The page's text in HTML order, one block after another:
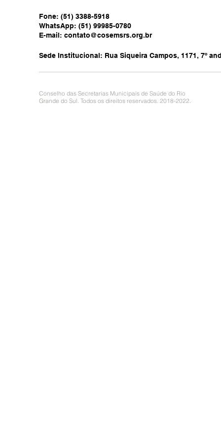
Fone: (51) 3388-5918
WhatsApp: (51) 99985-0780
E-mail: contato@cosemsrs.org.br
Sede Institucional: Rua Siqueira Campos, 1171, 7º
Conselho das Secretarias Municipais de Saúde do Rio
Grande do Sul. Todos os direitos reservados. 2018-2022.